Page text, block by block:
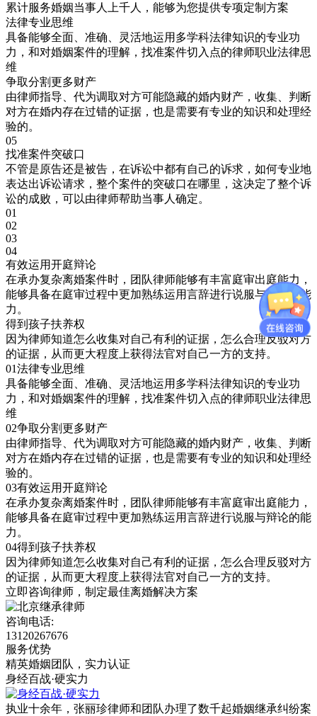
累计服务婚姻当事人上千人，能够为您提供专项定制方案
法律专业思维
具备能够全面、准确、灵活地运用多学科法律知识的专业功
力，和对婚姻案件的理解，找准案件切入点的律师职业法律思
维
争取分割更多财产
由律师指导、代为调取对方可能隐藏的婚内财产，收集、判断
对方在婚内存在过错的证据，也是需要有专业的知识和处理经
验的。
05
找准案件突破口
不管是原告还是被告，在诉讼中都有自己的诉求，如何专业地
表达出诉讼请求，整个案件的突破口在哪里，这决定了整个诉
讼的成败，可以由律师帮助当事人确定。
01
02
03
04
有效运用开庭辩论
在承办复杂离婚案件时，团队律师能够有丰富庭审出庭能力，
能够具备在庭审过程中更加熟练运用言辞进行说服与辩论的能
力。
得到孩子扶养权
因为律师知道怎么收集对自己有利的证据，怎么合理反驳对方
的证据，从而更大程度上获得法官对自己一方的支持。
01法律专业思维
具备能够全面、准确、灵活地运用多学科法律知识的专业功
力，和对婚姻案件的理解，找准案件切入点的律师职业法律思
维
02争取分割更多财产
由律师指导、代为调取对方可能隐藏的婚内财产，收集、判断
对方在婚内存在过错的证据，也是需要有专业的知识和处理经
验的。
03有效运用开庭辩论
在承办复杂离婚案件时，团队律师能够有丰富庭审出庭能力，
能够具备在庭审过程中更加熟练运用言辞进行说服与辩论的能
力。
04得到孩子扶养权
因为律师知道怎么收集对自己有利的证据，怎么合理反驳对方
的证据，从而更大程度上获得法官对自己一方的支持。
立即咨询律师， 制定最佳离婚解决方案
咨询电话:
13120267676
服务优势
精英婚姻团队，实力认证
身经百战·硬实力
执业十余年，张丽珍律师和团队办理了数千起婚姻继承纠纷案